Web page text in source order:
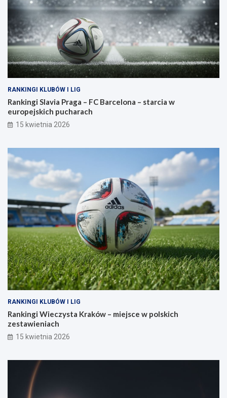
RANKINGI KLUBÓW I LIG
Rankingi Slavia Praga – FC Barcelona – starcia w
europejskich pucharach
15 kwietnia 2026
RANKINGI KLUBÓW I LIG
Rankingi Wieczysta Kraków – miejsce w polskich
zestawieniach
15 kwietnia 2026